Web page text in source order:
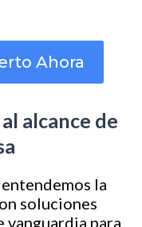
Ahora
alcance de
la
soluciones
para